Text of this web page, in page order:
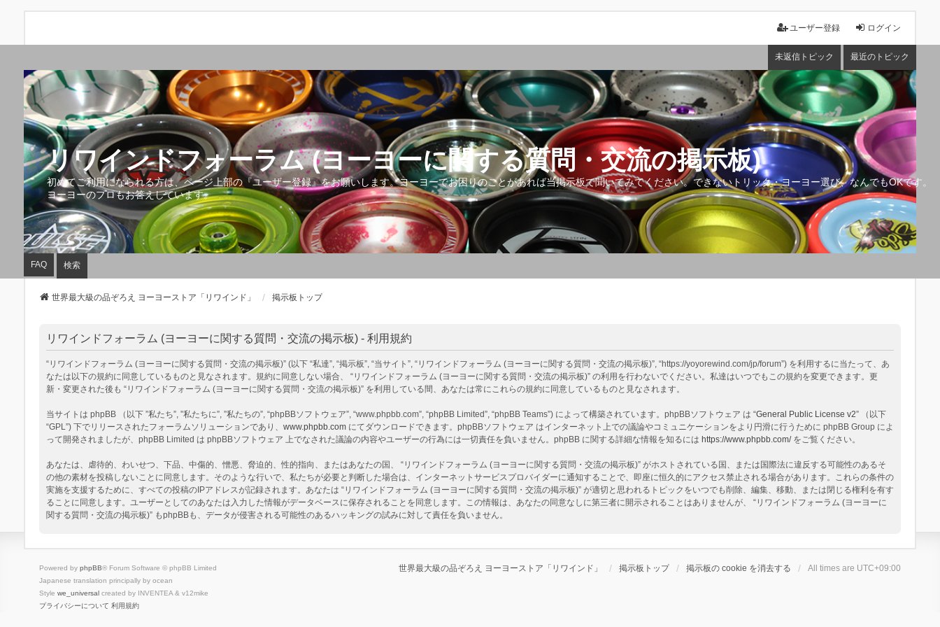
ログイン
ユーザー登録
未返信トピック 最近のトピック
リワインドフォーラム (ヨーヨーに関する質問・交流の掲示板)
初めてご利用になられる方は、ページ上部の『ユーザー登録』をお願いします。ヨーヨーでお困りのことがあれば当掲示板で聞いてみてください。できないトリック・ヨーヨー選び、なんでもOKです。
ヨーヨーのプロもお答えしています。
FAQ 検索
世界最大級の品ぞろえ ヨーヨーストア「リワインド」 掲示板トップ
リワインドフォーラム (ヨーヨーに関する質問・交流の掲示板) - 利用規約
“リワインドフォーラム (ヨーヨーに関する質問・交流の掲示板)” (以下 “私達”, “掲示板”, “当サイト”, “リワインドフォーラム (ヨーヨーに関する質問・交流の掲示板)”, “https://yoyorewind.com/jp/forum”) を利用するに当たって、あ
なたは以下の規約に同意しているものと見なされます。規約に同意しない場合、 “リワインドフォーラム (ヨーヨーに関する質問・交流の掲示板)” の利用を行わないでください。私達はいつでもこの規約を変更できます。更
新・変更された後も “リワインドフォーラム (ヨーヨーに関する質問・交流の掲示板)” を利用している間、あなたは常にこれらの規約に同意しているものと見なされます。
当サイトは phpBB （以下 ”私たち”, ”私たちに”, ”私たちの”, “phpBBソフトウェア”, “www.phpbb.com”, “phpBB Limited”, “phpBB Teams”) によって構築されています。phpBBソフトウェア は “General Public License v2” （以下
“GPL”) 下でリリースされたフォーラムソリューションであり、 www.phpbb.comにてダウンロードできます。phpBBソフトウェア はインターネット上での議論やコミュニケーションをより円滑に行うために phpBB Group によ
って開発されましたが、phpBB Limited は phpBBソフトウェア 上でなされた議論の内容やユーザーの行為には一切責任を負いません。phpBB に関する詳細な情報を知るには https://www.phpbb.com/をご覧ください。
あなたは、虐待的、わいせつ、下品、中傷的、憎悪、脅迫的、性的指向、またはあなたの国、 “リワインドフォーラム (ヨーヨーに関する質問・交流の掲示板)” がホストされている国、または国際法に違反する可能性のあるそ
の他の素材を投稿しないことに同意します。そのような行いで、私たちが必要と判断した場合は、インターネットサービスプロバイダーに通知することで、即座に恒久的にアクセス禁止される場合があります。これらの条件の
実施を支援するために、すべての投稿のIPアドレスが記録されます。あなたは “リワインドフォーラム (ヨーヨーに関する質問・交流の掲示板)” が適切と思われるトピックをいつでも削除、編集、移動、または閉じる権利を有す
ることに同意します。ユーザーとしてのあなたは入力した情報がデータベースに保存されることを同意します。この情報は、あなたの同意なしに第三者に開示されることはありませんが、 “リワインドフォーラム (ヨーヨーに
関する質問・交流の掲示板)” もphpBBも、データが侵害される可能性のあるハッキングの試みに対して責任を負いません。
世界最大級の品ぞろえ ヨーヨーストア「リワインド」 掲示板トップ 掲示板の cookie を消去する All times are UTC+09:00
Powered by phpBB® Forum Software © phpBB Limited
Japanese translation principally by ocean
Style we_universalcreated by INVENTEA & v12mike
プライバシーについて 利用規約